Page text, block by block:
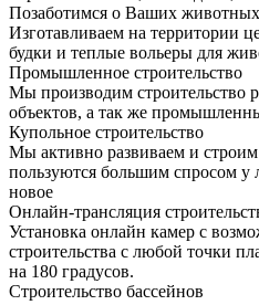
Позаботимся о Ваших животных
Изготавливаем на территории
будки и теплые вольеры для
Промышленное строительство
Мы производим строительство
объектов, а так же
Купольное строительство
Мы активно развиваем и
пользуются большим спросом у
новое
Онлайн-трансляция
Установка онлайн камер с
строительства с любой точки
на 180 градусов.
Строительство бассейнов